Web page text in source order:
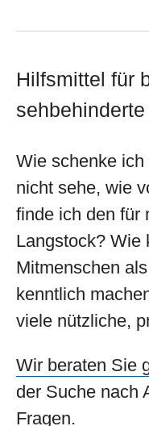
Hilfsmittel für
Wie schenke ich
nicht sehe, wie
finde ich den für
Langstock? Wie
Mitmenschen
kenntlich
viele nützliche,
Wir beraten Sie
der Suche nach
Fragen.